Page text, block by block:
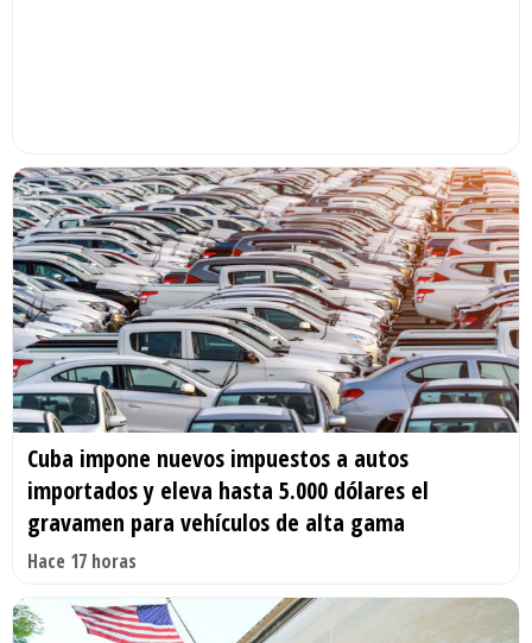
Cuba impone nuevos impuestos a autos
importados y eleva hasta 5.000 dólares el
gravamen para vehículos de alta gama
Hace 17 horas